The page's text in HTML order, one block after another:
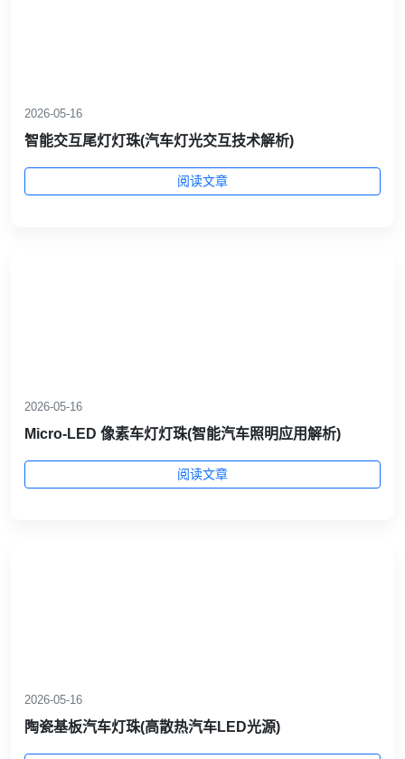
2026-05-16
智能交互尾灯灯珠(汽车灯光交互技术解析)
阅读文章
2026-05-16
Micro-LED 像素车灯灯珠(智能汽车照明应用解析)
阅读文章
2026-05-16
陶瓷基板汽车灯珠(高散热汽车LED光源)